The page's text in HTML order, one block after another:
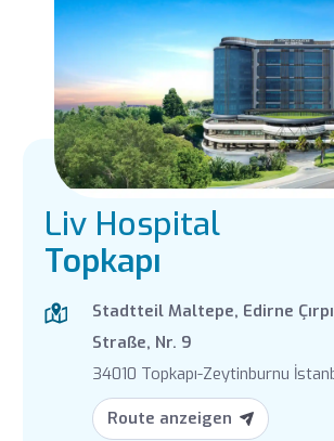
Liv Hospital
Topkapı
Stadtteil Maltepe, Edirne
Straße, Nr. 9
34010 Topkapı-Zeytinburnu
Route anzeigen